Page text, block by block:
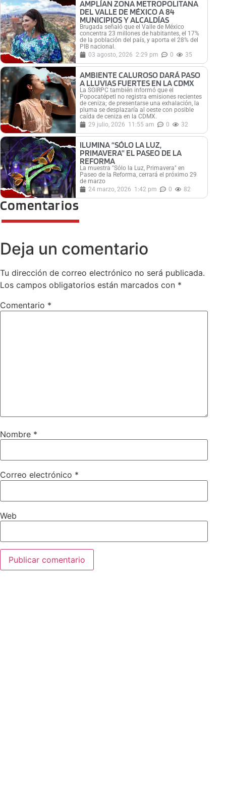
AMPLÍAN ZONA METROPOLITANA
DEL VALLE DE MÉXICO A 84
MUNICIPIOS Y ALCALDÍAS
Brugada señaló que el Valle de México
concentra 23 millones de habitantes, el 17%
de la población del país, y aporta el 28% del
PIB nacional.
03 agosto, 2026 2:29 pm 0 35
AMBIENTE CALUROSO DARÁ PASO
A LLUVIAS FUERTES EN LA CDMX
La SGIRPC también informó que el
Popocatépetl no registra emisiones recientes
de ceniza; de presentarse una exhalación, la
pluma se desplazaría al oeste con posible
caída de ceniza en la CDMX.
29 julio, 2026 11:55 am 0 32
ILUMINA “SÓLO LA LUZ,
PRIMAVERA” EL PASEO DE LA
REFORMA
La muestra "Sólo la Luz, Primavera" en
Paseo de la Reforma, cerrará el próximo 29
de marzo
24 marzo, 2026 1:42 pm 0 82
Comentarios
Deja un comentario
Tu dirección de correo electrónico no será publicada.
Los campos obligatorios están marcados con *
Comentario *
Nombre *
Correo electrónico *
Web